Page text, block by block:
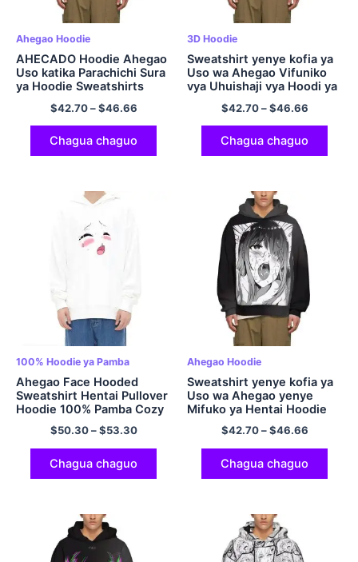
Ahegao Hoodie
AHECADO Hoodie Ahegao
Uso katika Parachichi Sura
ya Hoodie Sweatshirts
Mapenzi ya Hentai
$42.70–$46.66
Chagua chaguo
3D Hoodie
Sweatshirt yenye kofia ya
Uso wa Ahegao Vifuniko
vya Uhuishaji vya Hoodi ya
Kijapani ya Polyester ya
Kuvuta kwa Wanaume na
Wanawake
$42.70–$46.66
Chagua chaguo
100% Hoodie ya Pamba
Ahegao Face Hooded
Sweatshirt Hentai Pullover
Hoodie 100% Pamba Cozy
Comfy Hoodie Multicolor
$50.30–$53.30
Chagua chaguo
Ahegao Hoodie
Sweatshirt yenye kofia ya
Uso wa Ahegao yenye
Mifuko ya Hentai Hoodie
Sweatshirt
$42.70–$46.66
Chagua chaguo